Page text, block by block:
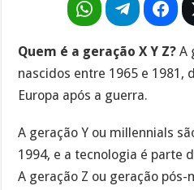
Quem é a geração X Y Z? A
nascidos entre 1965 e 1981,
Europa após a guerra.
A geração Y ou millennials
1994, e a tecnologia é parte
A geração Z ou geração